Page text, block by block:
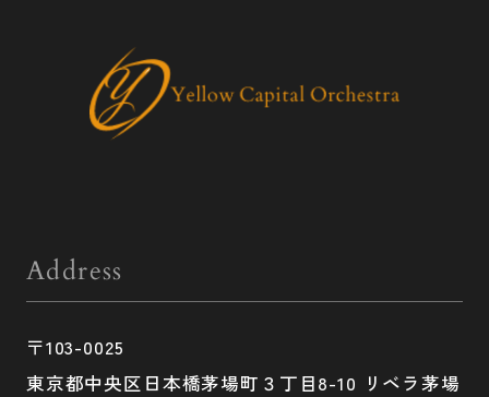
Address
〒103-0025
東京都中央区日本橋茅場町３丁目8-10 リベラ茅場